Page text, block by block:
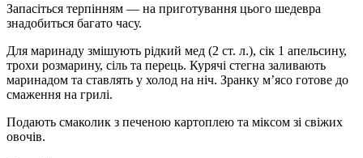
Запасіться терпінням — на приготування цього шедевра
знадобиться багато часу.
Для маринаду змішують рідкий мед (2 ст. л.), сік 1 апельсину,
трохи розмарину, сіль та перець. Курячі стегна заливають
маринадом та ставлять у холод на ніч. Зранку м’ясо готове до
смаження на грилі.
Подають смаколик з печеною картоплею та міксом зі свіжих
овочів.